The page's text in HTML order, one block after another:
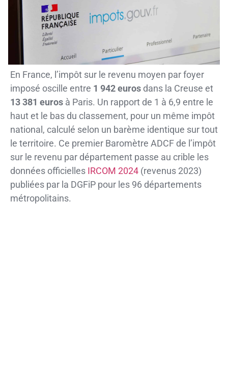
En France, l’impôt sur le revenu moyen par foyer
imposé oscille entre 1 942 euros dans la Creuse et
13 381 euros à Paris. Un rapport de 1 à 6,9 entre le
haut et le bas du classement, pour un même impôt
national, calculé selon un barème identique sur tout
le territoire. Ce premier Baromètre ADCF de l’impôt
sur le revenu par département passe au crible les
données officielles IRCOM 2024 (revenus 2023)
publiées par la DGFiP pour les 96 départements
métropolitains.